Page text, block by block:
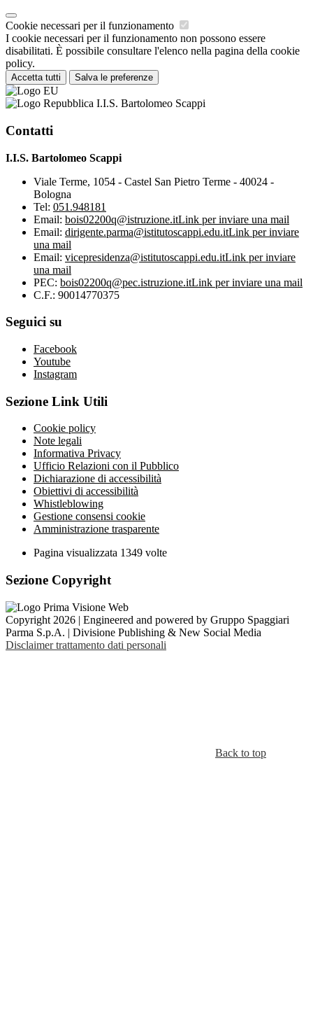
Cookie necessari per il funzionamento
I cookie necessari per il funzionamento non possono essere
disabilitati. È possibile consultare l'elenco nella pagina della cookie
policy.
Accetta tutti Salva le preferenze
I.I.S. Bartolomeo Scappi
Contatti
I.I.S. Bartolomeo Scappi
Viale Terme, 1054 - Castel San Pietro Terme - 40024 -
Bologna
Tel: 051.948181
Email: bois02200q@istruzione.itLink per inviare una mail
Email: dirigente.parma@istitutoscappi.edu.itLink per inviare
una mail
Email: vicepresidenza@istitutoscappi.edu.itLink per inviare
una mail
PEC: bois02200q@pec.istruzione.itLink per inviare una mail
C.F.: 90014770375
Seguici su
Facebook
Youtube
Instagram
Sezione Link Utili
Cookie policy
Note legali
Informativa Privacy
Ufficio Relazioni con il Pubblico
Dichiarazione di accessibilità
Obiettivi di accessibilità
Whistleblowing
Gestione consensi cookie
Amministrazione trasparente
Pagina visualizzata 1349 volte
Sezione Copyright
Copyright 2026 | Engineered and powered by Gruppo Spaggiari
Parma S.p.A. | Divisione Publishing & New Social Media
Disclaimer trattamento dati personali
Back to top